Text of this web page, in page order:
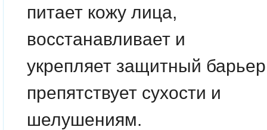
питает кожу лица,
восстанавливает и
укрепляет защитный
препятствует сухости и
шелушениям.